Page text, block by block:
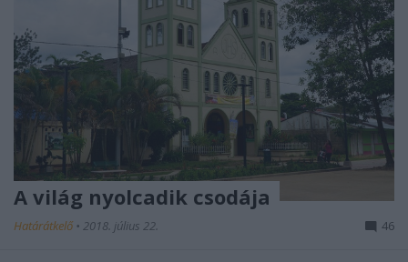
A világ nyolcadik csodája
Határátkelő • 2018. július 22. 46